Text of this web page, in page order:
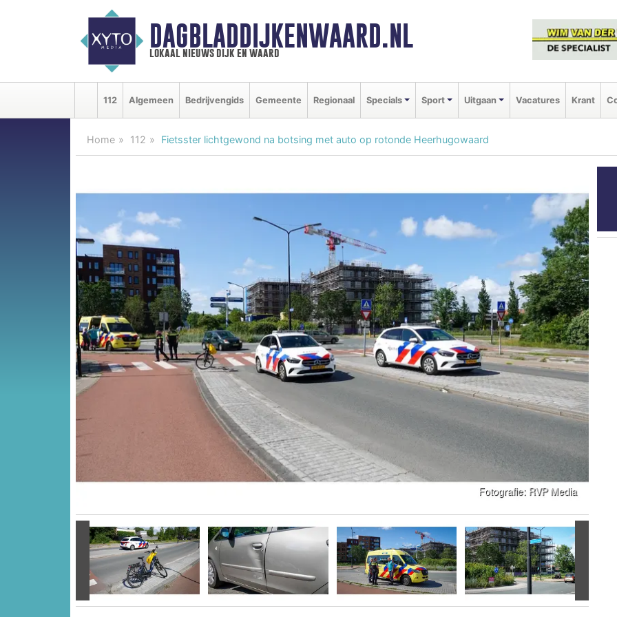
DAGBLADDIJKENWAARD.NL
lokaal nieuws dijk en waard
112 Algemeen Bedrijvengids Gemeente Regionaal Specials Sport Uitgaan Vacatures Krant
Home 112 Fietsster lichtgewond na botsing met auto op rotonde Heerhugowaard
Vorige